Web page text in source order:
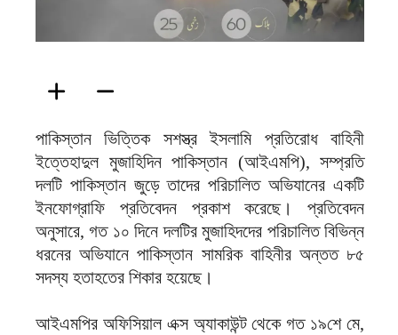
পাকিস্তান ভিত্তিক সশস্ত্র ইসলামি প্রতিরোধ বাহিনী
ইত্তেহাদুল মুজাহিদিন পাকিস্তান (আইএমপি), সম্প্রতি
দলটি পাকিস্তান জুড়ে তাদের পরিচালিত অভিযানের একটি
ইনফোগ্রাফি প্রতিবেদন প্রকাশ করেছে। প্রতিবেদন
অনুসারে, গত ১০ দিনে দলটির মুজাহিদদের পরিচালিত বিভিন্ন
ধরনের অভিযানে পাকিস্তান সামরিক বাহিনীর অন্তত ৮৫
সদস্য হতাহতের শিকার হয়েছে।
আইএমপির অফিসিয়াল এক্স অ্যাকাউন্ট থেকে গত ১৯শে মে,